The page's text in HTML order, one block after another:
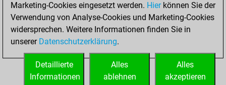
You created
your Fritz account
Fritz
You
account
Studies
Marketing-Cookies eingesetzt werden. Hierkönnen Sie der
Verwendung von Analyse-Cookies und Marketing-Cookies
widersprechen. Weitere Informationen finden Sie in
unserer Datenschutzerklärung.
Alles
akzeptieren
Alles
ablehnen
Detaillierte
Informationen